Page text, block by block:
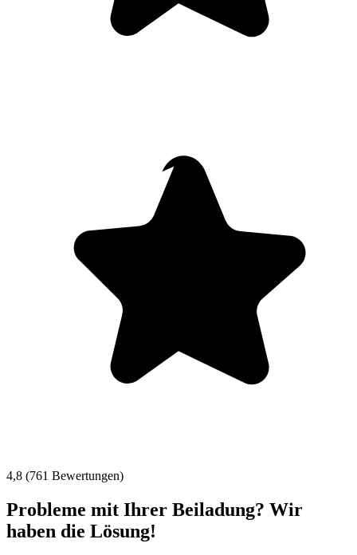
4,8 (761 Bewertungen)
Probleme mit Ihrer Beiladung? Wir
haben die Lösung!